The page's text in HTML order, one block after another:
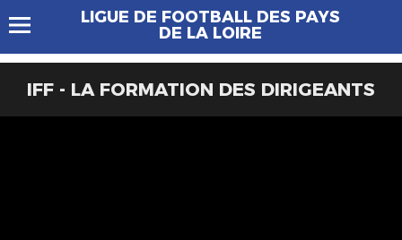
LIGUE DE FOOTBALL DES PAYS
DE LA LOIRE
IFF - LA FORMATION DES DIRIGEANTS